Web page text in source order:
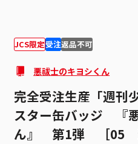
JCS限定受注返品不可
悪祓士のキヨシくん
完全受注生産「週刊
スター缶バッジ 『
ん』 第1弾 ［05